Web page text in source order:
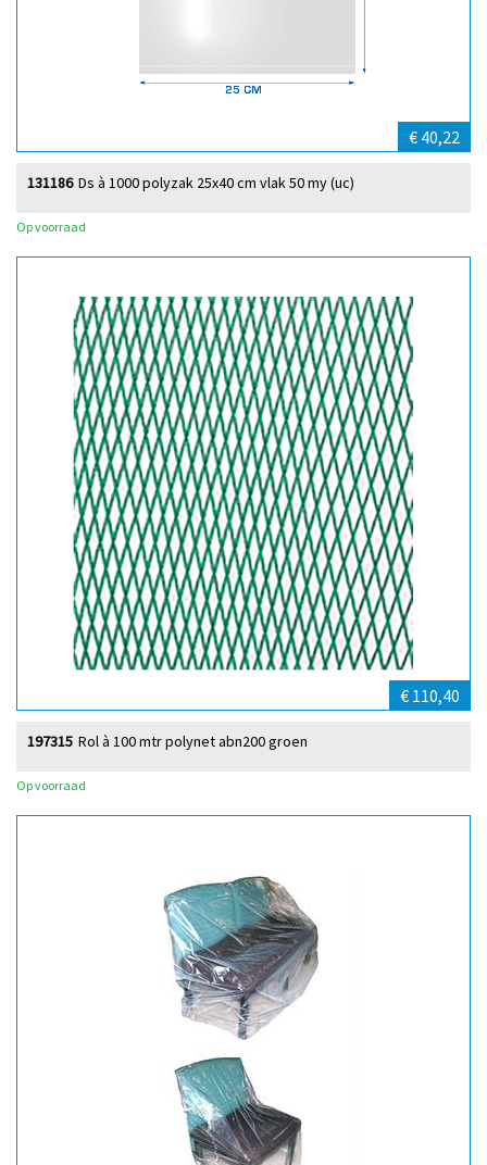
€ 40,22
Ds à 1000 polyzak 25x40 cm vlak 50 my (uc)
131186
Op voorraad
€ 110,40
Rol à 100 mtr polynet abn200 groen
197315
Op voorraad